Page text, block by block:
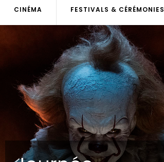
CINÉMA FESTIVALS & CÉRÉMONIES